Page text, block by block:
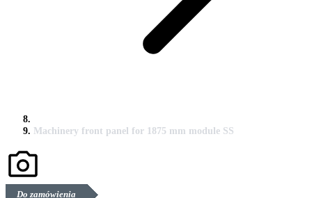
Machinery front panel for 1875 mm module SS
Do zamówienia